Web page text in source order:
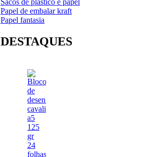
Sacos de plástico e papel
Papel de embalar kraft
Papel fantasia
DESTAQUES